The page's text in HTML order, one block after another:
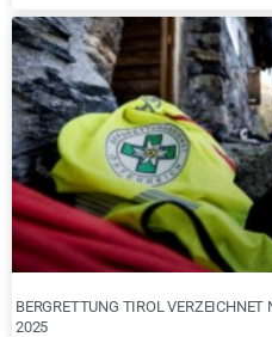
BERGRETTUNG TIROL
2025